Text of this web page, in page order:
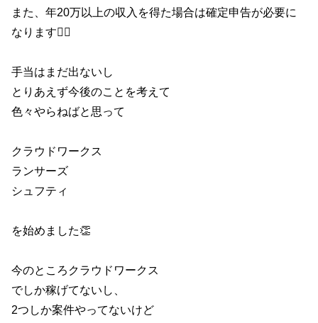
また、年20万以上の収入を得た場合は確定申告が必要に
なります🙇‍♀️
手当はまだ出ないし
とりあえず今後のことを考えて
色々やらねばと思って
クラウドワークス
ランサーズ
シュフティ
を始めました👏
今のところクラウドワークス
でしか稼げてないし、
2つしか案件やってないけど